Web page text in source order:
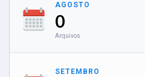
AGOSTO
0
Arquivos
SETEMBRO